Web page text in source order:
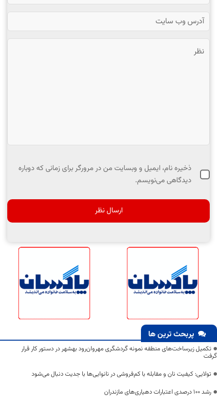
ذخیره نام، ایمیل و وبسایت من در مرورگر برای زمانی که دوباره
دیدگاهی می‌نویسم.
پربحث ترین ها
تکمیل زیرساخت‌های منطقه نمونه گردشگری مهروان‌رود بهشهر در دستور کار قرار
گرفت
تولایی: کیفیت نان و مقابله با کم‌فروشی در نانوایی‌ها با جدیت دنبال می‌شود
رشد ۱۰۰ درصدی اعتبارات دهیاری‌های مازندران